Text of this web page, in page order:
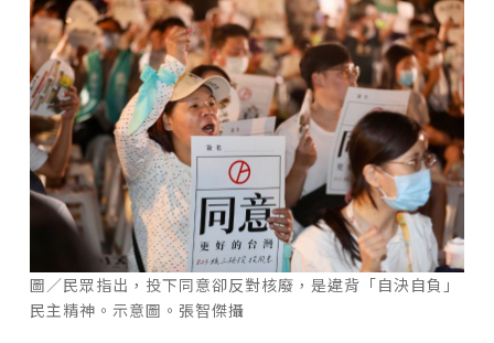
圖／民眾指出，投下同意卻反對核廢，是違背「自決自負」
民主精神。示意圖。張智傑攝